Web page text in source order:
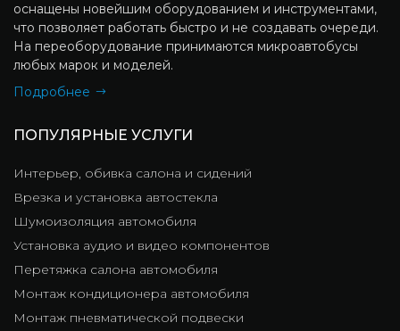
оснащены новейшим оборудованием и инструментами,
что позволяет работать быстро и не создавать очереди.
На переоборудование принимаются микроавтобусы
любых марок и моделей.
Подробнее
ПОПУЛЯРНЫЕ УСЛУГИ
Интерьер, обивка салона и сидений
Врезка и установка автостекла
Шумоизоляция автомобиля
Установка аудио и видео компонентов
Перетяжка салона автомобиля
Монтаж кондиционера автомобиля
Монтаж пневматической подвески